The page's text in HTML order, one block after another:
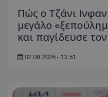
Πώς ο Τζάνι
μεγάλο
και παγίδευσε
02.08.2026 - 13:51